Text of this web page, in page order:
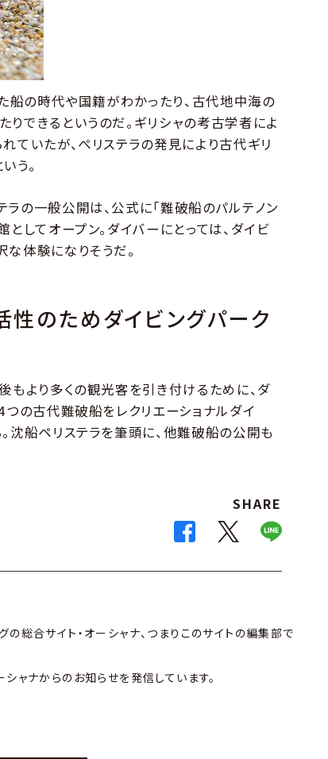
船の時代や国籍がわかったり、古代地中海の
できるというのだ。ギリシャの考古学者によ
ていたが、ぺリステラの発見により古代ギリ
う。
の一般公開は、公式に「難破船のパルテノン
してオープン。ダイバーにとっては、ダイビ
体験になりそうだ。
のためダイビングパーク
もより多くの観光客を引き付けるために、ダ
の古代難破船をレクリエーショナルダイ
沈船ペリステラを筆頭に、他難破船の公開も
SHARE
の総合サイト・オーシャナ、つまりこのサイトの編集部で
ャナからのお知らせを発信しています。